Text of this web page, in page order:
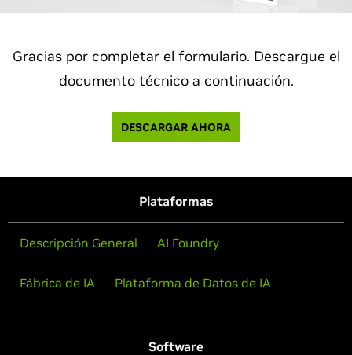
Gracias por completar el formulario. Descargue el
documento técnico a continuación.
DESCARGAR AHORA
Plataformas
Descripción General AI Foundry
Fábrica de IA Plataforma de Datos de IA
Software